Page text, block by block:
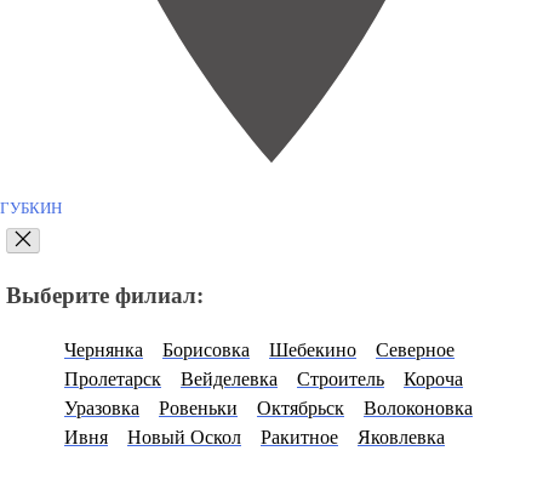
ГУБКИН
Выберите филиал:
Чернянка Борисовка Шебекино
Северное
Пролетарск
Вейделевка Строитель
Короча
Уразовка
Ровеньки Октябрьск
Волоконовка
Ивня
Новый Оскол Ракитное Яковлевка